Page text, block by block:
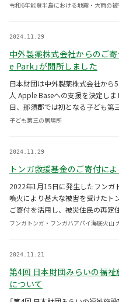
令和6年能登半島における地震・大雨の
中外製薬株式会社からのご
e Park」が開所しました
2024.11.29
日本財団は中外製薬株式会社か
人 Apple Baseへの支援を決定しま
目、那須郡では初となる子ども第
子ども第三の居場所
トンガ救援基金のご寄付に
2024.11.29
2022年1月15日に発生したフンガ
噴火により甚大な被害を受けたト
ご寄付を活用し、被災住民の再定
フンガトンガ・フンガハアパイ海底火山
第4回 日本財団みらいの福
について
2024.11.21